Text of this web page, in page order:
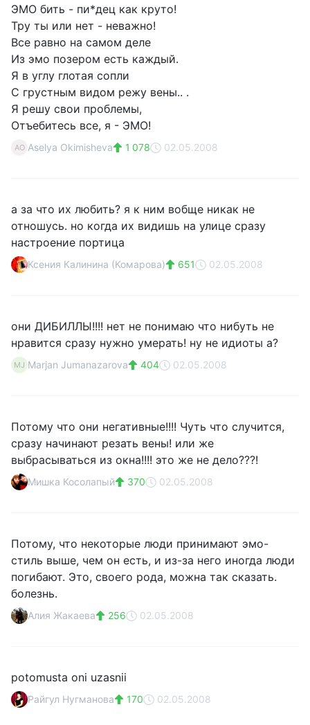
ЭМО бить - пи*дец как круто!
Тру ты или нет - неважно!
Все равно на самом деле
Из эмо позером есть каждый.
Я в углу глотая сопли
С грустным видом режу вены.. .
Я решу свои проблемы,
Отъебитесь все, я - ЭМО!
AO Aselya Okimisheva 1 078 02.05.2008
а за что их любить? я к ним вобще никак не
отношусь. но когда их видишь на улице сразу
настроение портица
Ксения Калинина (Комарова) 651 02.05.2008
они ДИБИЛЛЫ!!!! нет не понимаю что нибуть не
нравится сразу нужно умерать! ну не идиоты а?
MJ Marjan Jumanazarova 404 02.05.2008
Потому что они негативные!!!! Чуть что случится,
сразу начинают резать вены! или же
выбрасываться из окна!!!! это же не дело???!
Мишка Косолапый 370 02.05.2008
Потому, что некоторые люди принимают эмо-
стиль выше, чем он есть, и из-за него иногда люди
погибают. Это, своего рода, можна так сказать.
болезнь.
Алия Жакаева 256 02.05.2008
potomusta oni uzasnii
Райгул Нугманова 170 02.05.2008